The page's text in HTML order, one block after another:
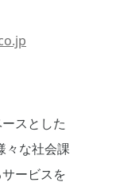
スとした
々な社会課
ービスを